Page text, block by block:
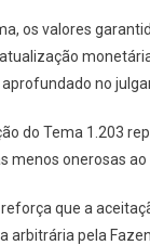
os valores
no
do Tema 1.203
menos onerosas ao
que a
arbitrária pela